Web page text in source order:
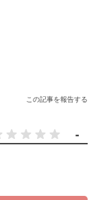
この記事を報告する
-